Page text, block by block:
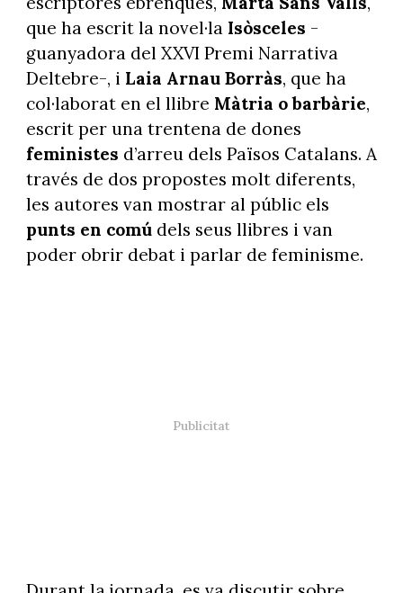
que ha escrit la novel·la Isòsceles -
guanyadora del XXVI Premi Narrativa
Deltebre-, i Laia Arnau Borràs, que ha
col·laborat en el llibre Màtria o barbàrie,
escrit per una trentena de dones
feministes d’arreu dels Països Catalans. A
través de dos propostes molt diferents,
les autores van mostrar al públic els
punts en comúdels seus llibres i van
poder obrir debat i parlar de feminisme.